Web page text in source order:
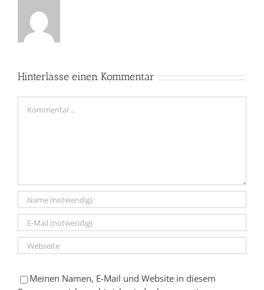
Hinterlasse einen Kommentar
Meinen Namen, E-Mail und Website in diesem